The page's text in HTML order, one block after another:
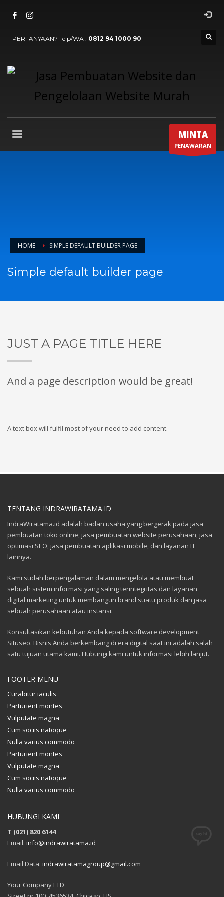
PERTANYAAN? Telp/WA : 0812 94 1000 90
MINTA
PENAWARAN
HOME SIMPLE DEFAULT BUILDER PAGE
Simple default builder page
JUST A PAGE TITLE HERE
And a page description would be great!
A text box will fulfil most of your need to add content.
TENTANG INDRAWIRATAMA.ID
IndraWiratama.id adalah badan usaha yang bergerak pada jasa
pembuatan toko online, jasa pembuatan website perusahaan, jasa
optimasi SEO, jasa pembuatan aplikasi mobile, dan layanan IT
lainnya.
Kami sudah berpengalaman dalam mengelola atau membuat
sebuah sistem informasi yang saling terintegritas dan layanan
digital marketing untuk membangun brand suatu produk dan jasa
sebuah perusahaan atau instansi.
Konsultasikan kebutuhan Anda kepada software development
Situseo. Bisnis Anda berkembang di era digital saat ini adalah salah
satu tujuan utama kami. Hubungi kami untuk informasi lebih lanjut.
FOOTER MENU
Curabitur iaculis
Parturient montes
Vulputate magna
Cum sociis natoque
Nulla varius commodo
Parturient montes
Vulputate magna
Cum sociis natoque
Nulla varius commodo
HUBUNGI KAMI
T (021) 820 6144
Email: info@indrawiratama.id
Email Data: indrawiratamagroup@gmail.com
Your Company LTD